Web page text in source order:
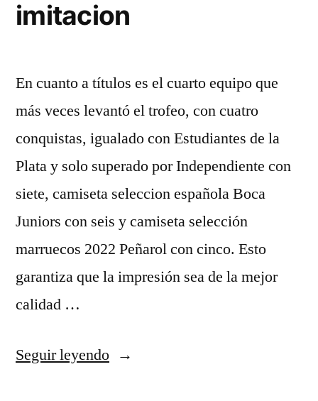
imitacion
En cuanto a títulos es el cuarto equipo que
más veces levantó el trofeo, con cuatro
conquistas, igualado con Estudiantes de la
Plata y solo superado por Independiente con
siete, camiseta seleccion española Boca
Juniors con seis y camiseta selección
marruecos 2022 Peñarol con cinco. Esto
garantiza que la impresión sea de la mejor
calidad …
Seguir leyendo«camisetas